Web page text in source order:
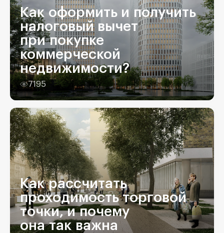
Как оформить и получить
налоговый вычет
при покупке
коммерческой
недвижимости?
7195
Как рассчитать
проходимость торговой
точки, и почему
она так важна